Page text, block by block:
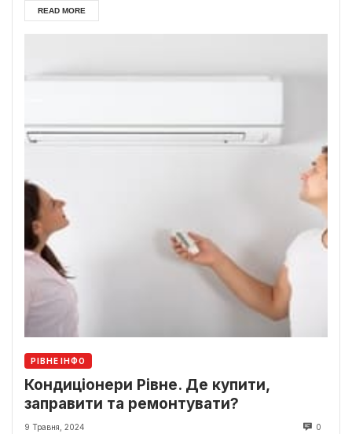
READ MORE
РІВНЕ ІНФО
Кондиціонери Рівне. Де купити,
заправити та ремонтувати?
9 Травня, 2024 0